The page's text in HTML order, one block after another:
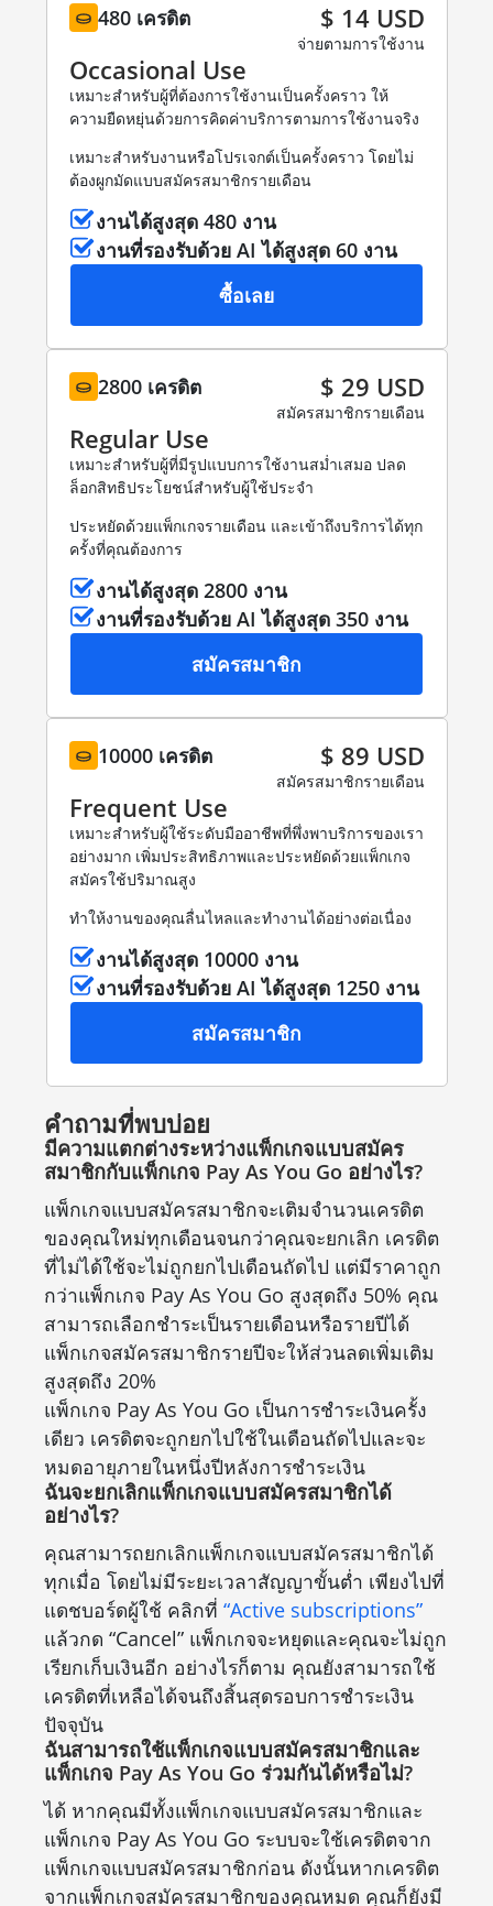
480 เครดิต $ 14 USD
จ่ายตามการใช้งาน
Occasional Use
เหมาะสำหรับผู้ที่ต้องการใช้งานเป็นครั้งคราว ให้
ความยืดหยุ่นด้วยการคิดค่าบริการตามการใช้งานจริง
เหมาะสำหรับงานหรือโปรเจกต์เป็นครั้งคราว โดยไม่
ต้องผูกมัดแบบสมัครสมาชิกรายเดือน
งานได้สูงสุด 480 งาน
งานที่รองรับด้วย AI ได้สูงสุด 60 งาน
ซื้อเลย
2800 เครดิต $ 29 USD
สมัครสมาชิกรายเดือน
Regular Use
เหมาะสำหรับผู้ที่มีรูปแบบการใช้งานสม่ำเสมอ ปลด
ล็อกสิทธิประโยชน์สำหรับผู้ใช้ประจำ
ประหยัดด้วยแพ็กเกจรายเดือน และเข้าถึงบริการได้ทุก
ครั้งที่คุณต้องการ
งานได้สูงสุด 2800 งาน
งานที่รองรับด้วย AI ได้สูงสุด 350 งาน
สมัครสมาชิก
10000 เครดิต $ 89 USD
สมัครสมาชิกรายเดือน
Frequent Use
เหมาะสำหรับผู้ใช้ระดับมืออาชีพที่พึ่งพาบริการของเรา
อย่างมาก เพิ่มประสิทธิภาพและประหยัดด้วยแพ็กเกจ
สมัครใช้ปริมาณสูง
ทำให้งานของคุณลื่นไหลและทำงานได้อย่างต่อเนื่อง
งานได้สูงสุด 10000 งาน
งานที่รองรับด้วย AI ได้สูงสุด 1250 งาน
สมัครสมาชิก
คำถามที่พบบ่อย
มีความแตกต่างระหว่างแพ็กเกจแบบสมัคร
สมาชิกกับแพ็กเกจ Pay As You Go อย่างไร?
แพ็กเกจแบบสมัครสมาชิกจะเติมจำนวนเครดิต
ของคุณใหม่ทุกเดือนจนกว่าคุณจะยกเลิก เครดิต
ที่ไม่ได้ใช้จะไม่ถูกยกไปเดือนถัดไป แต่มีราคาถูก
กว่าแพ็กเกจ Pay As You Go สูงสุดถึง 50% คุณ
สามารถเลือกชำระเป็นรายเดือนหรือรายปีได้
แพ็กเกจสมัครสมาชิกรายปีจะให้ส่วนลดเพิ่มเติม
สูงสุดถึง 20%
แพ็กเกจ Pay As You Go เป็นการชำระเงินครั้ง
เดียว เครดิตจะถูกยกไปใช้ในเดือนถัดไปและจะ
หมดอายุภายในหนึ่งปีหลังการชำระเงิน
ฉันจะยกเลิกแพ็กเกจแบบสมัครสมาชิกได้
อย่างไร?
คุณสามารถยกเลิกแพ็กเกจแบบสมัครสมาชิกได้
ทุกเมื่อ โดยไม่มีระยะเวลาสัญญาขั้นต่ำ เพียงไปที่
แดชบอร์ดผู้ใช้ คลิกที่ “Active subscriptions”
แล้วกด “Cancel” แพ็กเกจจะหยุดและคุณจะไม่ถูก
เรียกเก็บเงินอีก อย่างไรก็ตาม คุณยังสามารถใช้
เครดิตที่เหลือได้จนถึงสิ้นสุดรอบการชำระเงิน
ปัจจุบัน
ฉันสามารถใช้แพ็กเกจแบบสมัครสมาชิกและ
แพ็กเกจ Pay As You Go ร่วมกันได้หรือไม่?
ได้ หากคุณมีทั้งแพ็กเกจแบบสมัครสมาชิกและ
แพ็กเกจ Pay As You Go ระบบจะใช้เครดิตจาก
แพ็กเกจแบบสมัครสมาชิกก่อน ดังนั้นหากเครดิต
จากแพ็กเกจสมัครสมาชิกของคุณหมด คุณก็ยังมี